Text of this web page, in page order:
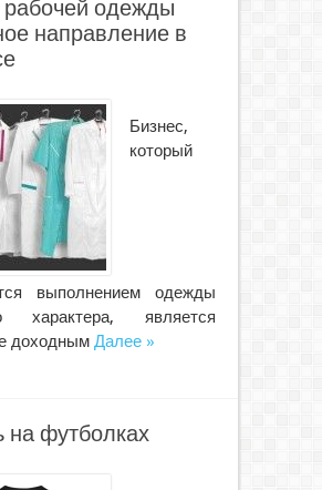
одежды
направление в
Бизнес,
который
выполнением одежды
характера, является
доходным Далее »
на футболках